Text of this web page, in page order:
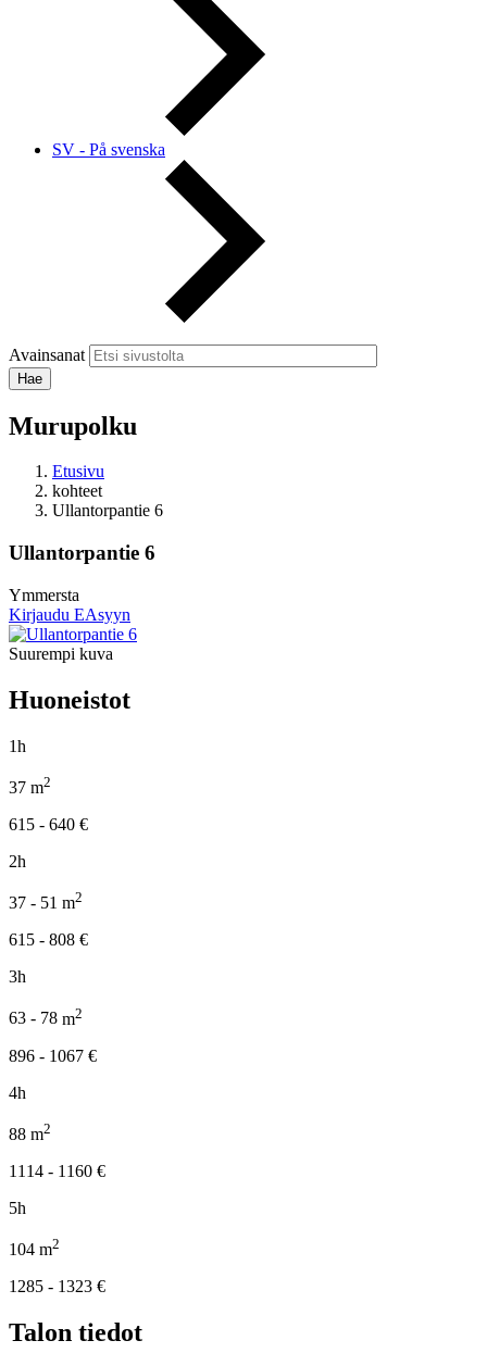
SV - På svenska
Avainsanat
Murupolku
Etusivu
kohteet
Ullantorpantie 6
Ullantorpantie 6
Ymmersta
Kirjaudu EAsyyn
Suurempi kuva
Huoneistot
1h
37 m2
615 - 640 €
2h
37 - 51 m2
615 - 808 €
3h
63 - 78 m2
896 - 1067 €
4h
88 m2
1114 - 1160 €
5h
104 m2
1285 - 1323 €
Talon tiedot